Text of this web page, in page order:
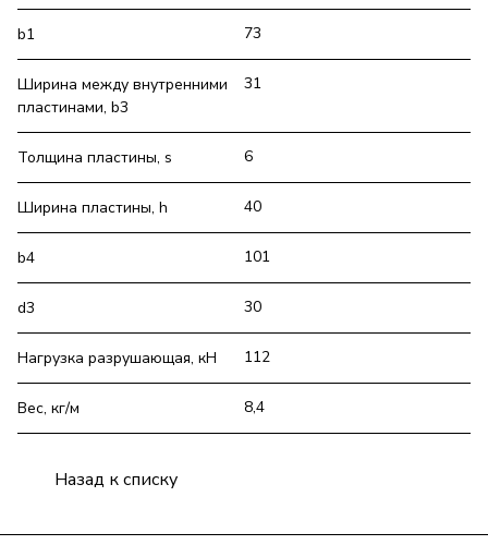
b1 73
Ширина между внутренними
пластинами, b3
31
Толщина пластины, s 6
Ширина пластины, h 40
b4 101
d3 30
Нагрузка разрушающая, кН 112
Вес, кг/м 8,4
Назад к списку